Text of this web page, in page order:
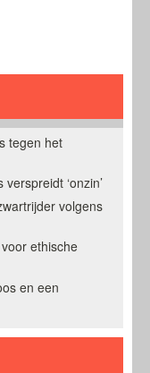
tegen het
‘onzin’
volgens
ethische
en een